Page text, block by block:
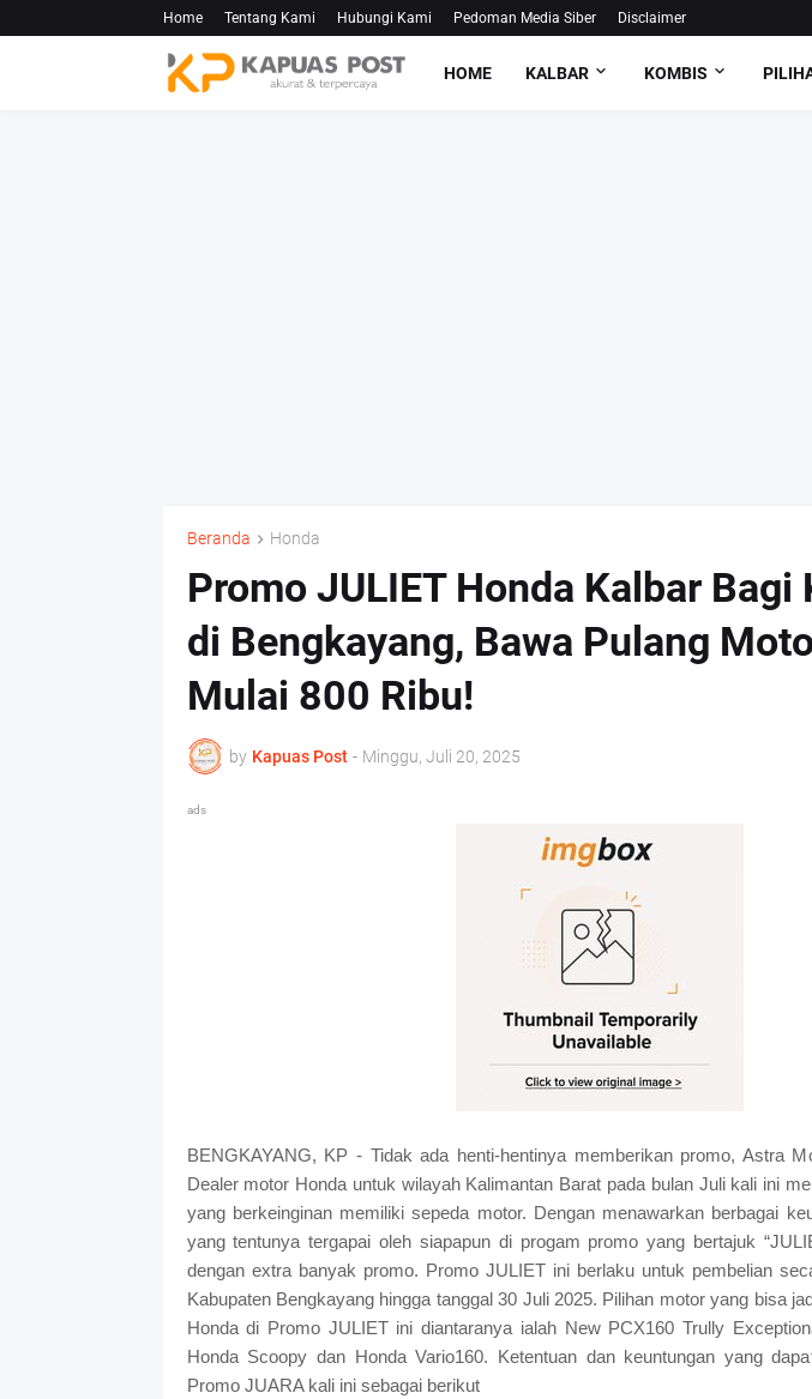
Home Tentang Kami Hubungi Kami Pedoman Media Siber Disclaimer
HOME KALBAR KOMBIS
Beranda Honda
Promo JULIET Honda Kalbar Bagi
di Bengkayang, Bawa Pulang
Mulai 800 Ribu!
by Kapuas Post - Minggu, Juli 20, 2025
ads
BENGKAYANG, KP - Tidak ada henti-hentinya memberikan promo, Astra
Dealer motor Honda untuk wilayah Kalimantan Barat pada bulan Juli kali ini
yang berkeinginan memiliki sepeda motor. Dengan menawarkan berbagai
yang tentunya tergapai oleh siapapun di progam promo yang bertajuk
dengan extra banyak promo. Promo JULIET ini berlaku untuk pembelian
Kabupaten Bengkayang hingga tanggal 30 Juli 2025. Pilihan motor yang bisa
Honda di Promo JULIET ini diantaranya ialah New PCX160 Trully
Honda Scoopy dan Honda Vario160. Ketentuan dan keuntungan yang
Promo JUARA kali ini sebagai berikut